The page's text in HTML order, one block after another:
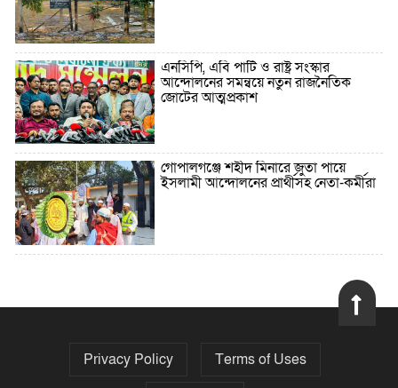
এনসিপি, এবি পার্টি ও রাষ্ট্র সংস্কার
আন্দোলনের সমন্বয়ে নতুন রাজনৈতিক
জোটের আত্মপ্রকাশ
গোপালগঞ্জে শহীদ মিনারে জুতা পায়ে
ইসলামী আন্দোলনের প্রার্থীসহ নেতা-কর্মীরা
নির্বাচনের তফসিল ৮-১৫ ডিসেম্বরের মধ্যে
Privacy Policy Terms of Uses